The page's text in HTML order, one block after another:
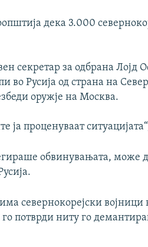
дека 3.000
секретар за одбрана Лојд
во Русија од страна на
оружје на Москва.
ја проценуваат
обвинувањата, може
севернокорејски војници
потврди ниту го